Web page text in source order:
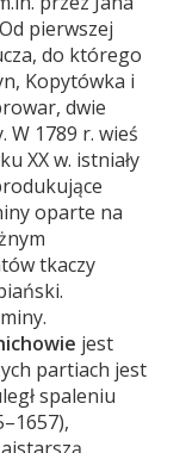
pierwszej
do którego
Kopytówka i
dwie
W 1789 r. wieś
XX w. istniały
oparte na
tkaczy
jest
partiach jest
spaleniu